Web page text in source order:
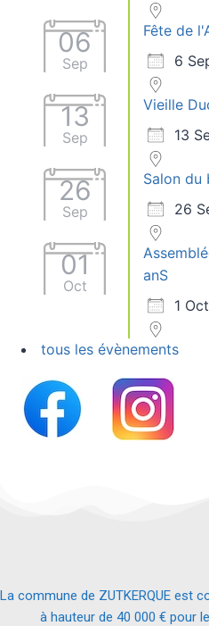
06
Sep
Fête de
6
13
Sep
Vieille
13
26
Sep
Salon du
26
01
Oct
anS
1
tous les évènements
La commune de ZUTKERQUE est
à hauteur de 40 000 € pour